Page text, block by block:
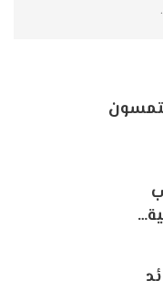
يلتمسون